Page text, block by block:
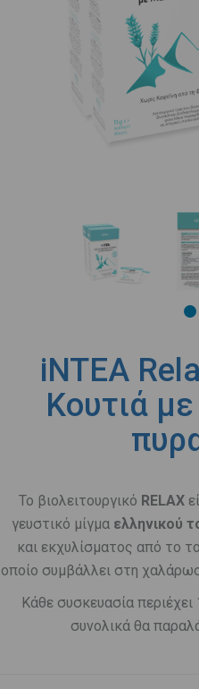
iNTEA
Κουτιά
Το βιολειτουργικό RELAX
γευστικό μίγμαελληνικού
και εκχυλίσματος από το το
οποίο συμβάλλει στη
Κάθε συσκευασία
συνολικά θα